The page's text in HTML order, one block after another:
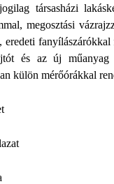
társasházi
megosztási
eredeti
és az új
külön mérőórákkal